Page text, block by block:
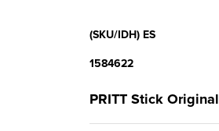
(SKU/IDH) ES
1584622
PRITT Stick